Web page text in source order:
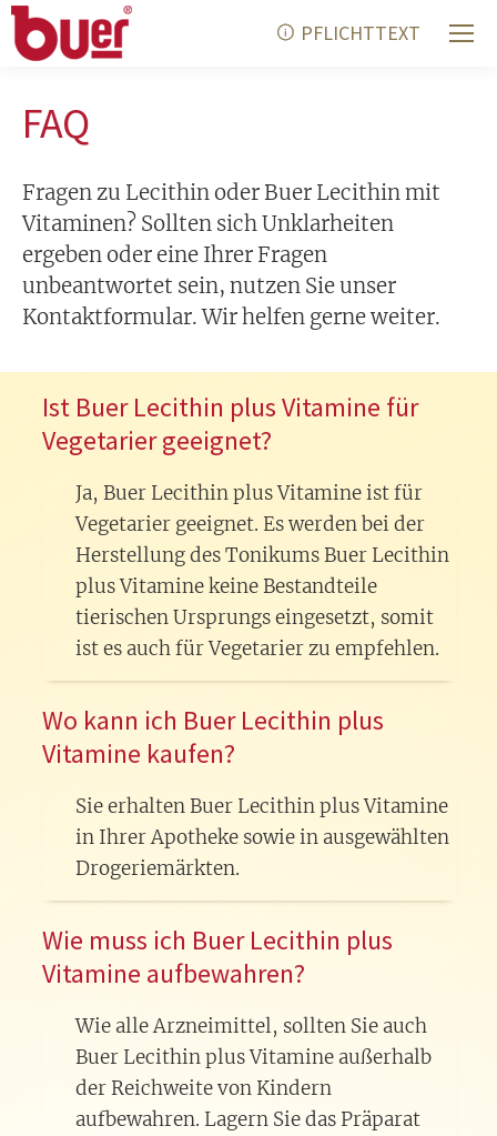
PFLICHTTEXT
FAQ
Fragen zu Lecithin oder Buer Lecithin mit
Vitaminen? Sollten sich Unklarheiten
ergeben oder eine Ihrer Fragen
unbeantwortet sein, nutzen Sie unser
Kontaktformular. Wir helfen gerne weiter.
Ist Buer Lecithin plus Vitamine für
Vegetarier geeignet?
Ja, Buer Lecithin plus Vitamine ist für
Vegetarier geeignet. Es werden bei der
Herstellung des Tonikums Buer Lecithin
plus Vitamine keine Bestandteile
tierischen Ursprungs eingesetzt, somit
ist es auch für Vegetarier zu empfehlen.
Wo kann ich Buer Lecithin plus
Vitamine kaufen?
Sie erhalten Buer Lecithin plus Vitamine
in Ihrer Apotheke sowie in ausgewählten
Drogeriemärkten.
Wie muss ich Buer Lecithin plus
Vitamine aufbewahren?
Wie alle Arzneimittel, sollten Sie auch
Buer Lecithin plus Vitamine außerhalb
der Reichweite von Kindern
aufbewahren. Lagern Sie das Präparat